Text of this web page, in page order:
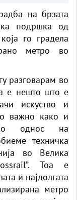
на брзата
подршка од
го градела
метро во
разговарам во
е нешто што е
искуство и
важно како и
Во однос на
техничка
во Велика
Тоа е
и најдолгата
метро